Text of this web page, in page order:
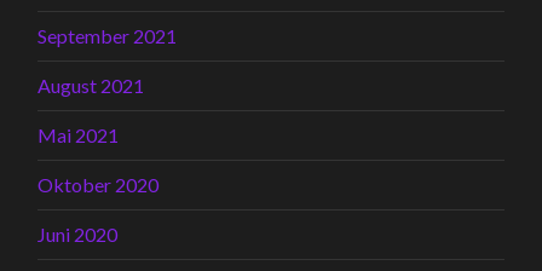
September 2021
August 2021
Mai 2021
Oktober 2020
Juni 2020